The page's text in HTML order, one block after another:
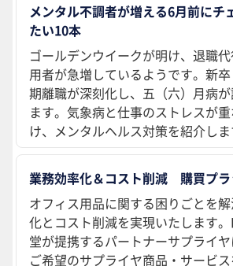
メンタル不調者が増える6月前にチ
たい10本
ゴールデンウイークが明け、退職
用者が急増しているようです。新
期離職が深刻化し、五（六）月病
ます。気象病と仕事のストレスが
け、メンタルヘルス対策を紹介しま
業務効率化＆コスト削減 購買プラ
オフィス用品に関する困りごとを
化とコスト削減を実現いたします
堂が提携するパートナーサプライ
ご希望のサプライヤ商品・サービ